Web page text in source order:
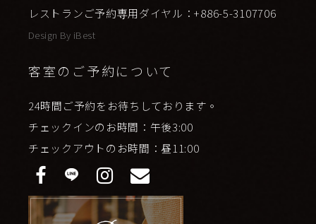
レストランご予約専用ダイヤル：+886-5-3107706
Design By iBest
客室のご予約について
24時間ご予約をお待ちしております。
チェックインのお時間：午後3:00
チェックアウトのお時間：昼11:00